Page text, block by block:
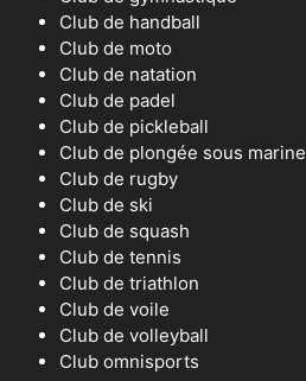
Club de handball
Club de moto
Club de natation
Club de padel
Club de pickleball
Club de plongée sous marine
Club de rugby
Club de ski
Club de squash
Club de tennis
Club de triathlon
Club de voile
Club de volleyball
Club omnisports